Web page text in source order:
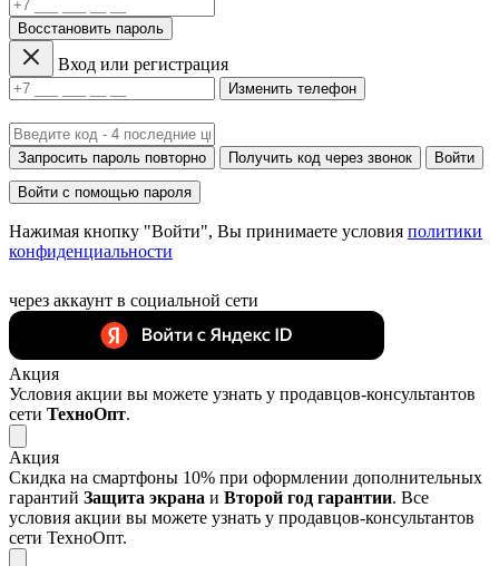
Восстановить пароль
Вход или регистрация
Изменить телефон
Запросить пароль повторно Получить код через звонок Войти
Войти с помощью пароля
Нажимая кнопку "Войти", Вы принимаете условия политики
конфиденциальности
через аккаунт в социальной сети
Акция
Условия акции вы можете узнать у продавцов-консультантов
сети ТехноОпт.
Акция
Скидка на смартфоны 10% при оформлении дополнительных
гарантий Защита экрана и Второй год гарантии. Все
условия акции вы можете узнать у продавцов-консультантов
сети ТехноОпт.